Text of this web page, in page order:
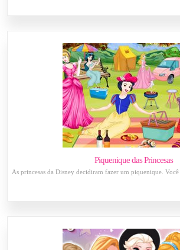
Piquenique das Princesas
As princesas da Disney decidiram fazer um piquenique. Você